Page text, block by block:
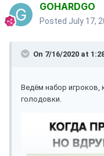
GOHARDGO
Posted July 17,
On 7/16/2020 at
Ведём набор
голодовки.